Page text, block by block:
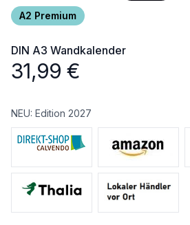
A2 Premium
DIN A3 Wandkalender
31,99 €
NEU: Edition 2027